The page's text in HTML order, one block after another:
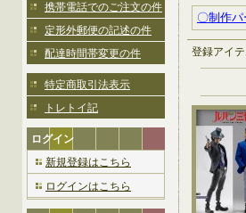
携帯電話でのご注文の件
定形外郵便の記述の件
配達時間帯変更の件
特定商取引法表示
トレトイ記
ログイン
新規登録はこちら
ログインはこちら
〇制作
登録アイ